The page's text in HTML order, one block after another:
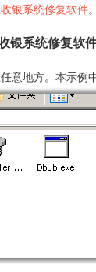
银系统修复软件。
银系统修复软
意地方。本示例